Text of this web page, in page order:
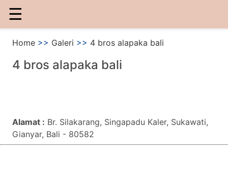
☰
Home >> Galeri >> 4 bros alapaka bali
4 bros alapaka bali
Alamat : Br. Silakarang, Singapadu Kaler, Sukawati,
Gianyar, Bali - 80582